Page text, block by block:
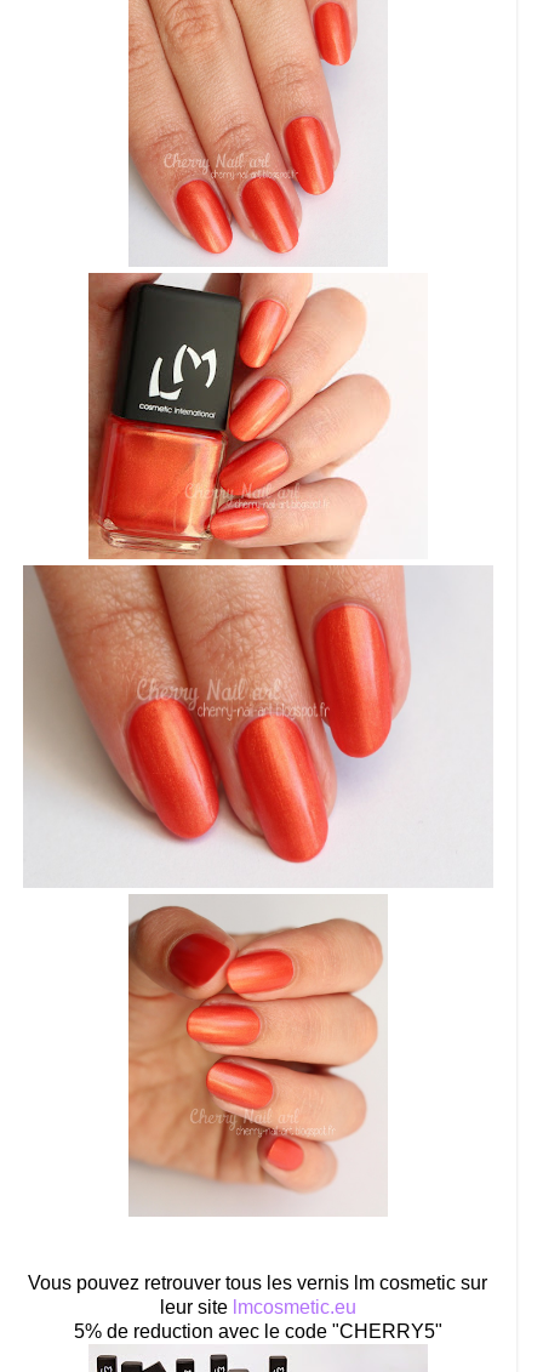
Vous pouvez retrouver tous les vernis lm cosmetic sur
leur site lmcosmetic.eu
5% de reduction avec le code "CHERRY5"